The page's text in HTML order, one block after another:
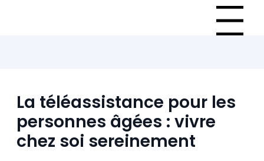
Menu
La téléassistance pour les
personnes âgées : vivre
chez soi sereinement